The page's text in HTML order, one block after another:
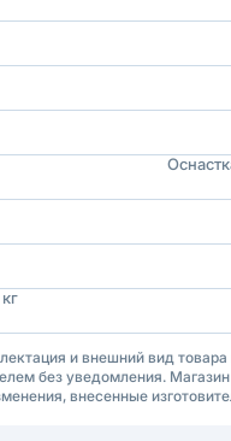
и внешний вид товара
без уведомления.
внесенные